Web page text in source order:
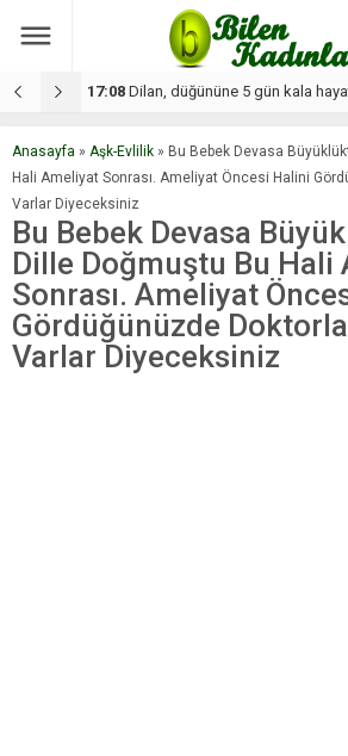
17:08 Dilan, düğününe 5 gün kala
Anasayfa » Aşk-Evlilik » Bu Bebek Devasa
Hali Ameliyat Sonrası. Ameliyat Öncesi Halini
Varlar Diyeceksiniz
Bu Bebek Devasa
Dille Doğmuştu Bu Hali
Sonrası. Ameliyat
Gördüğünüzde
Varlar Diyeceksiniz